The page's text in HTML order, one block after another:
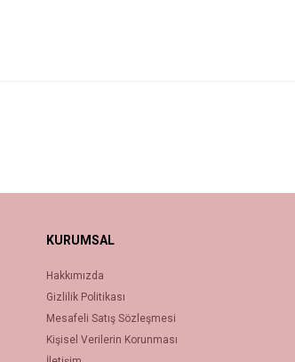
KURUMSAL
Hakkımızda
Gizlilik Politikası
Mesafeli Satış Sözleşmesi
Kişisel Verilerin Korunması